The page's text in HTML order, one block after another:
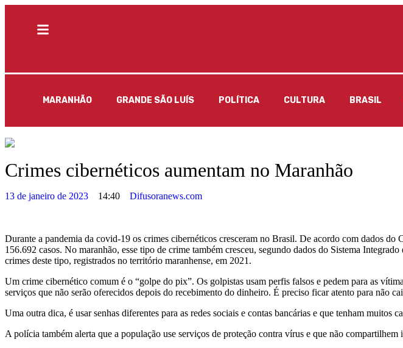
MARANHÃO GRANDE SÃO LUÍS POLÍTICA CULTURA BRASIL
Crimes cibernéticos aumentam no Maranhão
13 de janeiro de 2023 14:40 Difusoranews.com
Durante a pandemia da covid-19 os crimes cibernéticos cresceram no Brasil. De acordo com dados
156.692 casos. No maranhão, esse tipo de crime também cresceu, segundo dados do Sistema
crimes deste tipo, registrados no território maranhense, em 2021.
Um crime cibernético comum é o “golpe do pix”. Os golpistas usam perfis falsos e pedem para as
serviços que não serão oferecidos depois do recebimento do dinheiro. É preciso ficar atento para não
Uma outra dica, é usar senhas diferentes para as redes sociais e contas bancárias e que tenham muitos
A polícia também alerta que a população use serviços de proteção contra vírus e que não